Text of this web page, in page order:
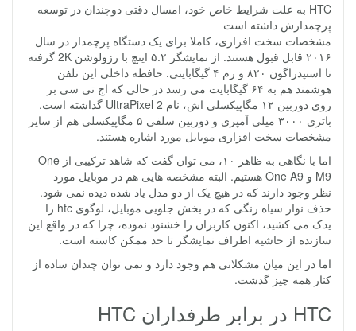
HTC به علت شرایط خاص خود، امسال دقتی دوچندان در توسعه
پرچمدارش داشته است
مشخصات سخت افزاری، کاملا برای یک دستگاه پرچمدار در سال
۲۰۱۶ قابل قبول هستند. از نمایشگر ۵.۲ اینچ با رزولوشن 2K گرفته
تا اسنپدراگون ۸۲۰ و رم ۴ گیگابایتی. حافظه داخلی این تلفن
هوشمند هم به ۶۴ گیگابایت می رسد در حالی که اچ تی سی بر
روی دوربین ۱۲ مگاپیکسلی اش، نام UltraPixel 2 گذاشته است.
باتری ۳۰۰۰ میلی آمپری و دوربین سلفی ۵ مگاپیکسلی هم از سایر
مشخصات سخت افزاری موبایل مورد اشاره هستند.
اما با نگاهی به ظاهر ۱۰، می توان گفت که شاهد ترکیبی از One
M9 و One A9 هستیم. البته مشخصه هایی هم در موبایل مورد
نظر وجود دارند که در هیچ یک از دو مدل یاد شده دیده نمی شود.
حذف نوار سیاه رنگی که در بخش جلویی موبایل، لوگوی htc را
یدک می کشید، اکنون کاربران را خشنود نموده، چرا که در واقع این
سازنده از حاشیه اطراف نمایشگر تا حد ممکن کاسته است.
اما در این میان مشکلاتی هم وجود دارد و نمی توان چندان ساده از
کنار همه چیز گذشت.
HTC در برابر طرفداران HTC